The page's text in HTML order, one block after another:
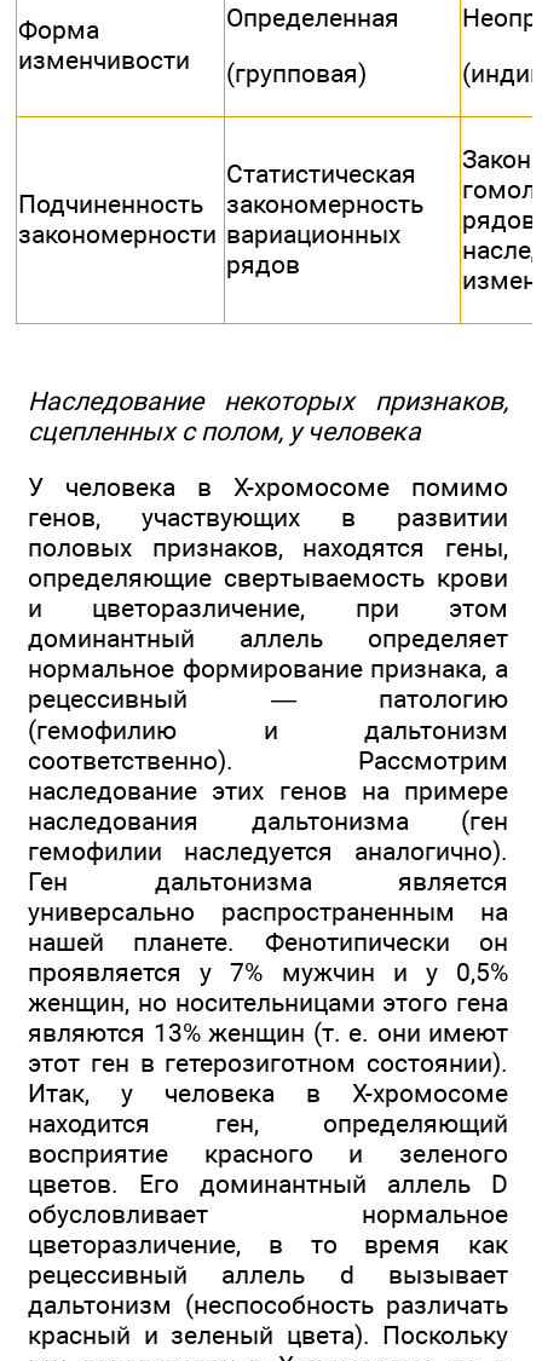
Форма
изменчивости
Определенная
(групповая)
Подчиненность
закономерности
Статистическая
закономерность
вариационных
рядов
Закон
рядов
Наследование некоторых признаков,
сцепленных с полом, у человека
У человека в Х-хромосоме помимо
генов, участвующих в развитии
половых признаков, находятся гены,
определяющие свертываемость крови
и цветоразличение, при этом
доминантный аллель определяет
нормальное формирование признака, а
рецессивный — патологию
(гемофилию и дальтонизм
соответственно). Рассмотрим
наследование этих генов на примере
наследования дальтонизма (ген
гемофилии наследуется аналогично).
Ген дальтонизма является
универсально распространенным на
нашей планете. Фенотипически он
проявляется у 7% мужчин и у 0,5%
женщин, но носительницами этого гена
являются 13% женщин (т. е. они имеют
этот ген в гетерозиготном состоянии).
Итак, у человека в Х-хромосоме
находится ген, определяющий
восприятие красного и зеленого
цветов. Его доминантный аллель D
обусловливает нормальное
цветоразличение, в то время как
рецессивный аллель d вызывает
дальтонизм (неспособность различать
красный и зеленый цвета). Поскольку